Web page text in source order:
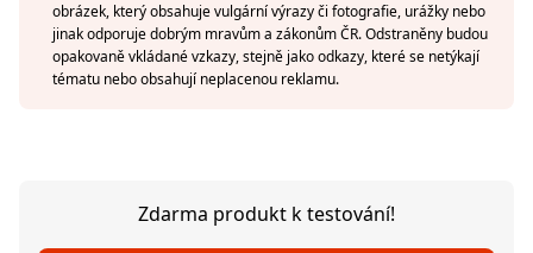
obrázek, který obsahuje vulgární výrazy či fotografie, urážky nebo
jinak odporuje dobrým mravům a zákonům ČR. Odstraněny budou
opakovaně vkládané vzkazy, stejně jako odkazy, které se netýkají
tématu nebo obsahují neplacenou reklamu.
Zdarma produkt k testování!